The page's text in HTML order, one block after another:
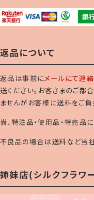
返品について
返品は事前にメールにて連
送ください。お客さまのご都
ませんがお客様に送料をご負
尚、特注品・使用品・特売品
不良品の場合は送料など当
姉妹店(シルクフラワ